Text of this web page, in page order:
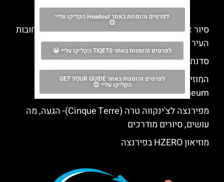
מה אסור לפספס
סיור אופניים חשמליים בפירנצה – סיור מודרך ברחובות
העיר
סדנת בישול איטלקית בפירנצה
המוזיאון הארכאולוגי הלאומי בפירנצה (National
Archaeological Museum)
מפירנצה לצ'ינקווה טרה (Cinque Terre)- הגעה, מה
עושים, סיורים מודרכים
מוזיאון HZERO בפירנצה
לפרטים והזמנות באתר Headout הקליקו עליי
😊
לפרטים והזמנות באתר TIQETS הקליקו עליי 😀
לפרטים והזמנות באתר GET YOUR GUIDE
הקליקו עליי 😊